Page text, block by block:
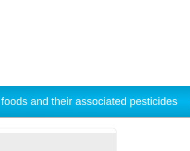
and their associated pesticides